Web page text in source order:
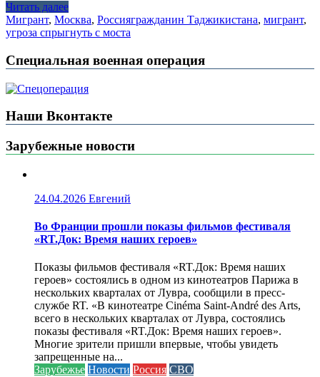
Читать далее
Мигрант, Москва, Россиягражданин Таджикистана, мигрант,
угроза спрыгнуть с моста
Специальная военная операция
Наши Вконтакте
Зарубежные новости
24.04.2026 Евгений
Во Франции прошли показы фильмов фестиваля
«RT.Док: Время наших героев»
Показы фильмов фестиваля «RT.Док: Время наших
героев» состоялись в одном из кинотеатров Парижа в
нескольких кварталах от Лувра, сообщили в пресс-
службе RT. «В кинотеатре Cinéma Saint-André des Arts,
всего в нескольких кварталах от Лувра, состоялись
показы фестиваля «RT.Док: Время наших героев».
Многие зрители пришли впервые, чтобы увидеть
запрещенные на...
Зарубежье Новости Россия СВО